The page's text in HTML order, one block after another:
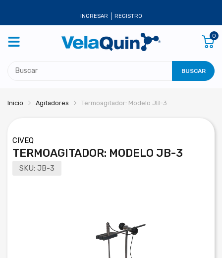
INGRESAR REGISTRO
0
BUSCAR
Inicio Agitadores Termoagitador: Modelo JB-3
CIVEQ
TERMOAGITADOR: MODELO JB-3
SKU: JB-3